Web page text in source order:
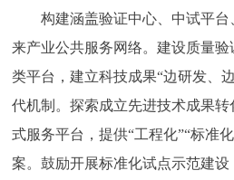
构建涵盖验证中心、中试平台
来产业公共服务网络。建设质量
类平台，建立科技成果“边研发、
代机制。探索成立先进技术成果
式服务平台，提供“工程化”“标准
案。鼓励开展标准化试点示范建